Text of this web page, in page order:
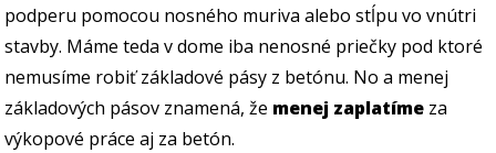
podperu pomocou nosného muriva alebo stĺpu vo vnútri
stavby. Máme teda v dome iba nenosné priečky pod ktoré
nemusíme robiť základové pásy z betónu. No a menej
základových pásov znamená, že menej zaplatíme za
výkopové práce aj za betón.